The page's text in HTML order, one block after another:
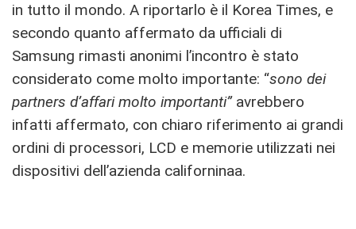
in tutto il mondo. A riportarlo è il Korea Times, e
secondo quanto affermato da ufficiali di
Samsung rimasti anonimi l’incontro è stato
considerato come molto importante: “sono dei
partners d’affari molto importanti”avrebbero
infatti affermato, con chiaro riferimento ai grandi
ordini di processori, LCD e memorie utilizzati nei
dispositivi dell’azienda californinaa.